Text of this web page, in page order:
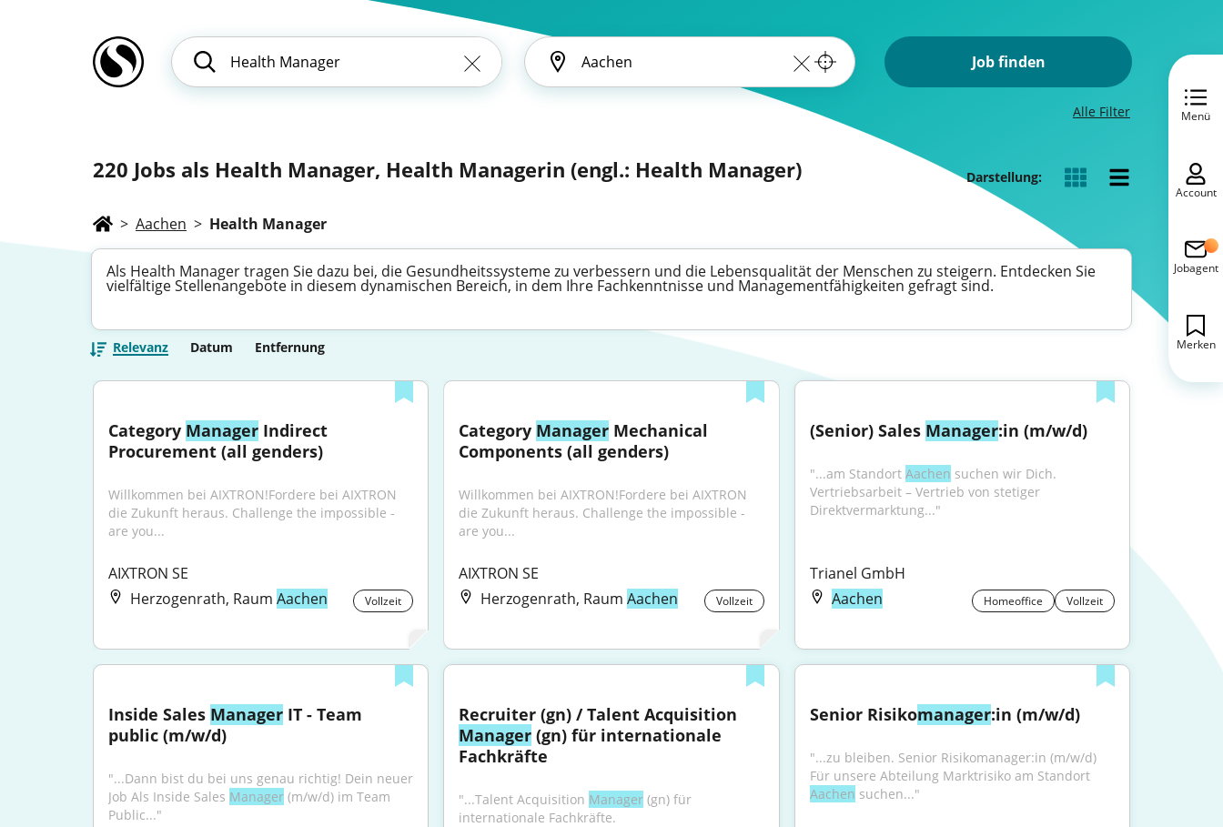
Job finden
Alle Filter
220 Jobs als Health Manager, Health Managerin (engl.: Health Manager) Darstellung:
> Aachen > Health Manager
Als Health Manager tragen Sie dazu bei, die Gesundheitssysteme zu verbessern und die Lebensqualität der Menschen zu steigern. Entdecken Sie
vielfältige Stellenangebote in diesem dynamischen Bereich, in dem Ihre Fachkenntnisse und Managementfähigkeiten gefragt sind.
Relevanz Datum Entfernung
Category Manager Indirect
Procurement (all genders)
Willkommen bei AIXTRON!Fordere bei AIXTRON
die Zukunft heraus. Challenge the impossible -
are you...
AIXTRON SE
Herzogenrath, Raum Aachen Vollzeit
Category Manager Mechanical
Components (all genders)
Willkommen bei AIXTRON!Fordere bei AIXTRON
die Zukunft heraus. Challenge the impossible -
are you...
AIXTRON SE
Herzogenrath, RaumAachen Vollzeit
(Senior) Sales Manager:in (m/w/d)
"...am Standort Aachen suchen wir Dich.
Vertriebsarbeit – Vertrieb von stetiger
Direktvermarktung..."
Trianel GmbH
Aachen
Homeoffice Vollzeit
Inside Sales Manager IT - Team
public (m/w/d)
"...Dann bist du bei uns genau richtig! Dein neuer
Job Als Inside Sales Manager (m/w/d) im Team
Public..."
Manager (gn) für internationale
Fachkräfte
"...Talent Acquisition Manager (gn) für
internationale Fachkräfte.
Senior Risikomanager:in (m/w/d)
"...zu bleiben. Senior Risikomanager:in (m/w/d)
Für unsere Abteilung Marktrisiko am Standort
Aachen suchen..."
Menü
Account
Jobagent
Merken